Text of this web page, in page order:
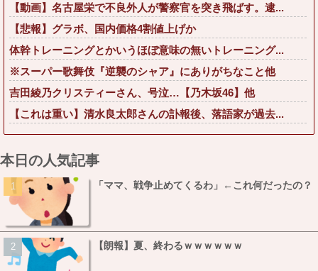
【動画】名古屋栄で不良外人が警察官を突き飛ばす。逮...
【悲報】グラボ、国内価格4割値上げか
体幹トレーニングとかいうほぼ意味の無いトレーニング...
※スーパー歌舞伎『逆襲のシャア』にありがちなこと他
吉田綾乃クリスティーさん、号泣…【乃木坂46】他
【これは重い】清水良太郎さんの訃報後、落語家が過去...
本日の人気記事
「ママ、戦争止めてくるわ」←これ何だったの？
【朗報】夏、終わるｗｗｗｗｗｗ